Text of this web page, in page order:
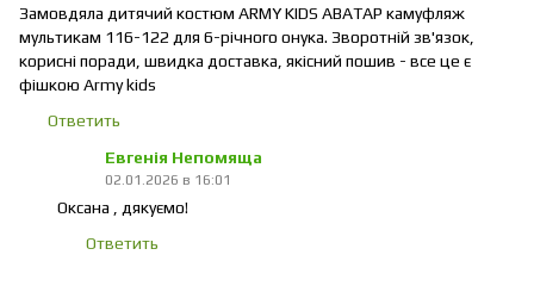
Замовдяла дитячий костюм ARMY KIDS АВАТАР камуфляж
мультикам 116-122 для 6-річного онука. Зворотній зв'язок,
корисні поради, швидка доставка, якісний пошив - все це є
фішкою Army kids
Ответить
Евгенія Непомяща
02.01.2026 в 16:01
Оксана , дякуємо!
Ответить